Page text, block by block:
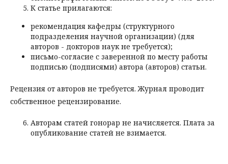
К статье прилагаются:
рекомендация кафедры (структурного
подразделения научной организации) (для
авторов - докторов наук не требуется);
письмо-согласие с заверенной по месту работы
подписью (подписями) автора (авторов) статьи.
Рецензия от авторов не требуется. Журнал проводит
собственное рецензирование.
Авторам статей гонорар не начисляется. Плата за
опубликование статей не взимается.